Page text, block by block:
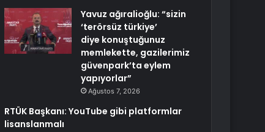
Yavuz ağıralioğlu: “sizin
‘terörsüz türkiye’
diye konuştuğunuz
memlekette, gazilerimiz
güvenpark’ta eylem
yapıyorlar”
Ağustos 7, 2026
RTÜK Başkanı: YouTube gibi platformlar
lisanslanmalı